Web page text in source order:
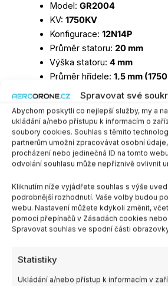
Spravovat své
Abychom poskytli co nejlepší služby, my a
ukládání a/nebo přístupu k informacím o
soubory cookies. Souhlas s těmito
partnerům umožní zpracovávat osobní
procházení nebo jedinečná ID na tomto
odvolání souhlasu může nepříznivě ovlivnit
Kliknutím níže vyjádřete souhlas s výše
podrobnější rozhodnutí. Vaše volby budou
webu. Nastavení můžete kdykoli změnit,
pomocí přepínačů v Zásadách cookies
Spravovat souhlas ve spodní části
Statistiky
Ukládání a/nebo přístup k informacím v
Model: GR2004
KV: 1750KV
Konfigurace: 12N14P
Průměr statoru: 20 mm
Výška statoru: 4 mm
Průměr hřídele: 1,5 mm
Rozměry:
15,3 × 13,8 mm
N52H magnety
Hmotnost:16,8 g
Určení:Toothpick & Long
1× motorGEPRC GR2004
4× šroub M2×4 (button
4× šroub M2×5 (button